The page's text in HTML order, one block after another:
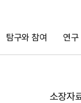
탐구와 참여 연구
검색
소장자